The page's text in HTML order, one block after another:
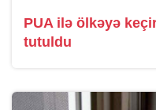
PUA ilə ölkəyə
tutuldu